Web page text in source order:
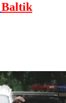
Baltik